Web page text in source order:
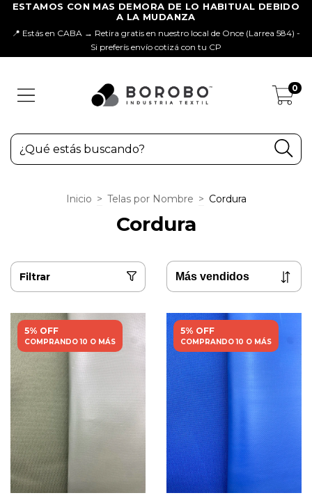
📍 Estás en CABA → Retira gratis en nuestro local de Once (Larrea 584) -
Si preferís envío cotizá con tu CP
0
Inicio > Telas por Nombre > Cordura
Cordura
Filtrar
5% OFF
COMPRANDO 10 O MÁS
5% OFF
COMPRANDO 10 O MÁS